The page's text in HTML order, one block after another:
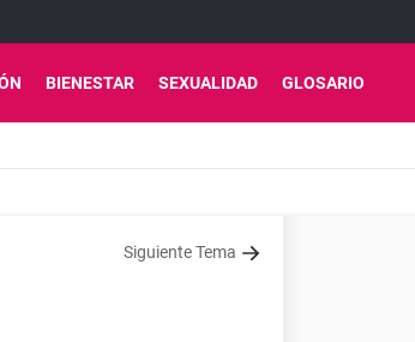
BIENESTAR SEXUALIDAD GLOSARIO
Siguiente Tema